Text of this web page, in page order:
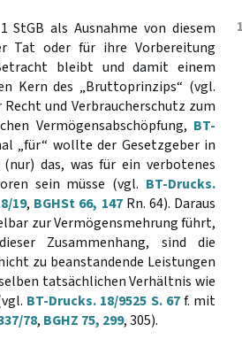
StGB als Ausnahme von diesem
Tat oder für ihre Vorbereitung
bleibt und damit einem
Kern des „Bruttoprinzips“ (vgl.
und Verbraucherschutz zum
Vermögensabschöpfung, BT-
„für“ wollte der Gesetzgeber in
das, was für ein verbotenes
sein müsse (vgl. BT-Drucks.
19, BGHSt 66, 147Rn. 64). Daraus
zur Vermögensmehrung führt,
Zusammenhang, sind die
zu beanstandende Leistungen
tatsächlichen Verhältnis wie
BT-Drucks. 18/9525 S. 67f. mit
78, BGHZ 75, 299, 305).